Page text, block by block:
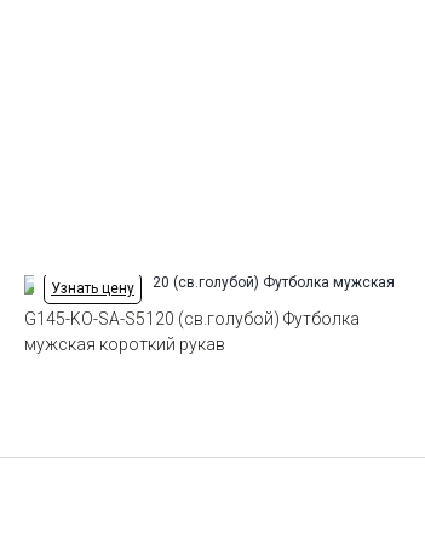
Узнать цену
G145-KO-SA-S5120 (св.голубой) Футболка
мужская короткий рукав